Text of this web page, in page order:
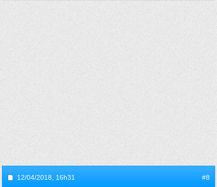
12/04/2018, 16h31 #8